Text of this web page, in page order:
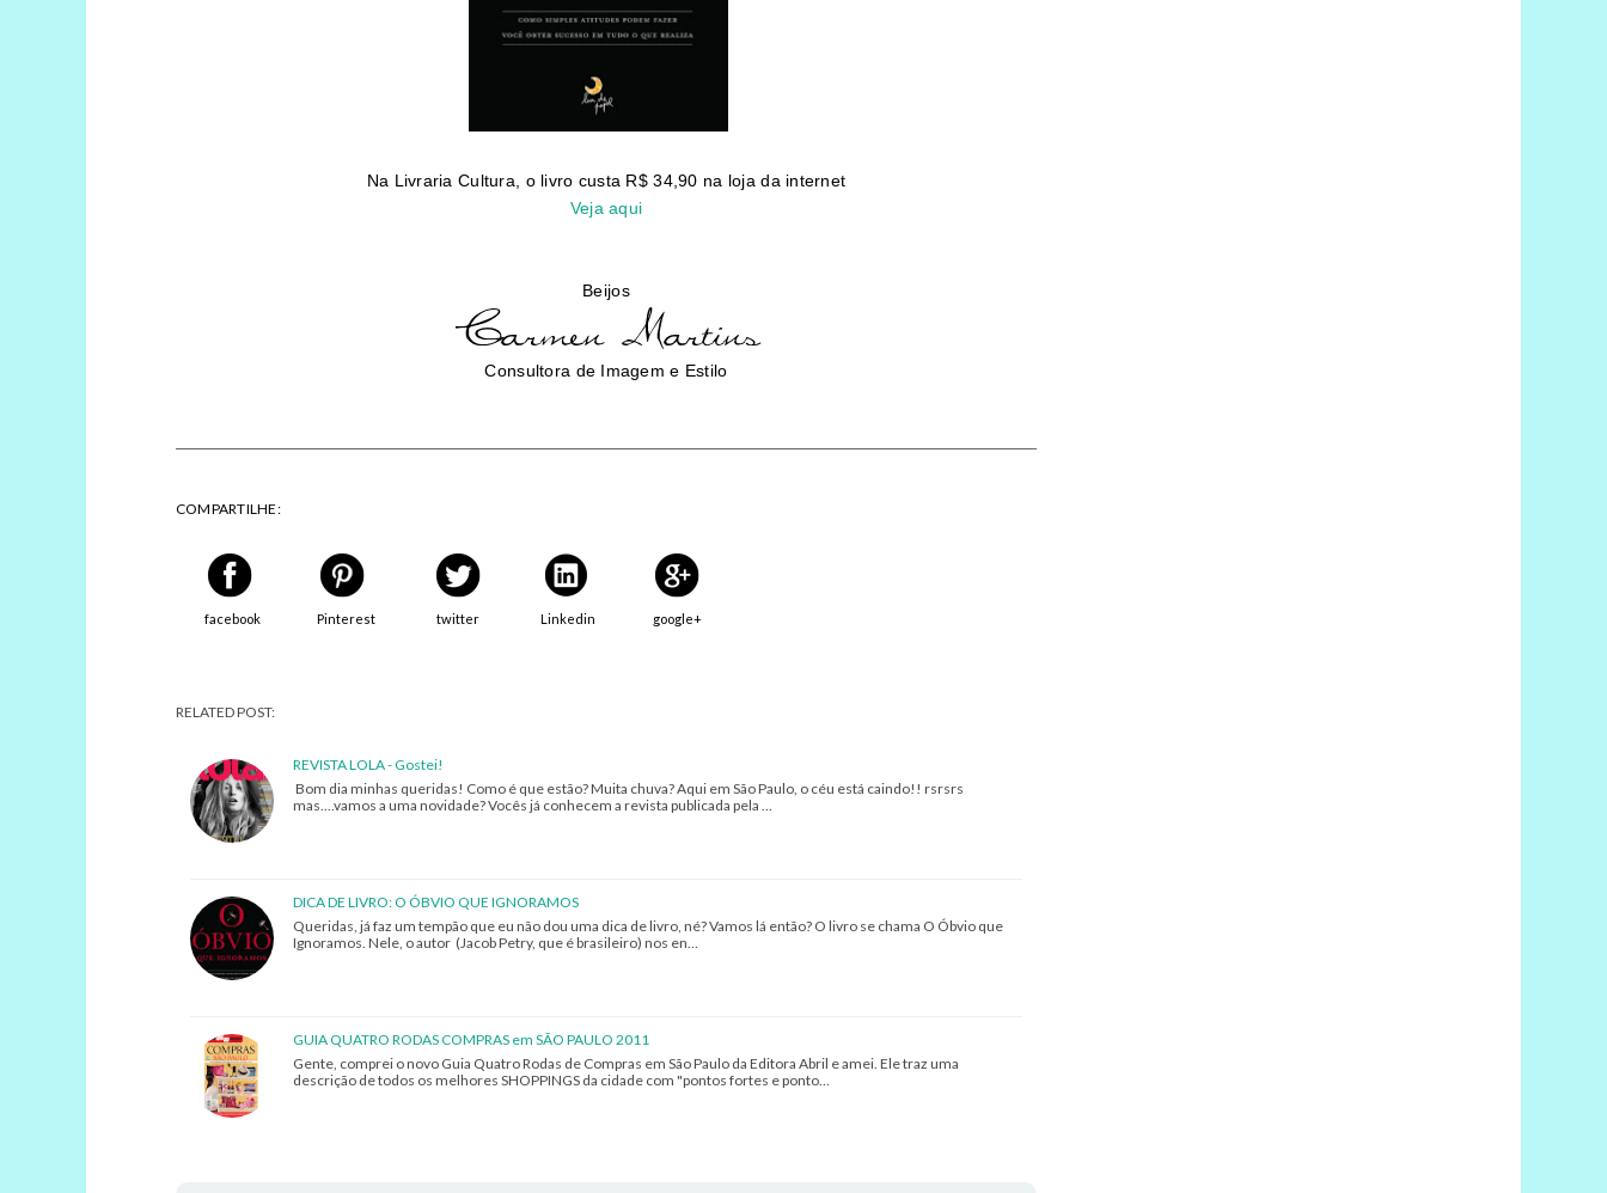
Na Livraria Cultura, o livro custa R$ 34,90 na loja da internet
Veja aqui
Beijos
Consultora de Imagem e Estilo
COMPARTILHE:
facebook Pinterest twitter Linkedin google+
RELATED POST:
REVISTA LOLA - Gostei!
Bom dia minhas queridas! Como é que estão? Muita chuva? Aqui em São Paulo, o céu está caindo!! rsrsrs
mas....vamos a uma novidade? Vocês já conhecem a revista publicada pela …
DICA DE LIVRO: O ÓBVIO QUE IGNORAMOS
Queridas, já faz um tempão que eu não dou uma dica de livro, né? Vamos lá então? O livro se chama O Óbvio que
Ignoramos. Nele, o autor (Jacob Petry, que é brasileiro) nos en…
GUIA QUATRO RODAS COMPRAS em SÃO PAULO 2011
Gente, comprei o novo Guia Quatro Rodas de Compras em São Paulo da Editora Abril e amei. Ele traz uma
descrição de todos os melhores SHOPPINGS da cidade com "pontos fortes e ponto…